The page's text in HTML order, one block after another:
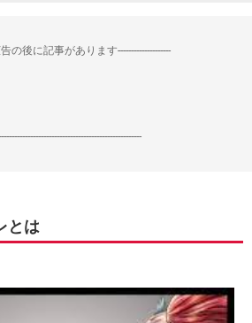
告の後に記事があります--------------------
とは